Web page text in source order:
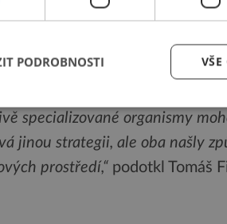
badatelé odhalili velká
šanci na přežití. Nicméně
specializované organismy
jinou strategii, ale oba našly
prostředí,“ podotkl Tomáš
PODROBNOSTI